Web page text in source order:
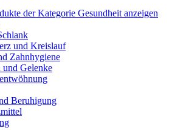
der Kategorie Gesundheit anzeigen
und Kreislauf
Zahnhygiene
und Gelenke
Beruhigung